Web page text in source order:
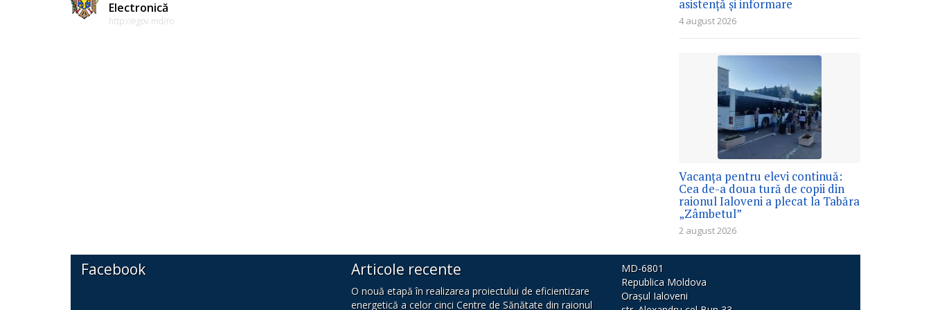
Electronică
http://egov.md/ro
asistență și informare
4 august 2026
Vacanța pentru elevi continuă:
Cea de-a doua tură de copii din
raionul Ialoveni a plecat la Tabăra
„Zâmbetul”
2 august 2026
Facebook Articole recente
O nouă etapă în realizarea proiectului de eficientizare
energetică a celor cinci Centre de Sănătate din raionul
MD-6801
Republica Moldova
Orașul Ialoveni